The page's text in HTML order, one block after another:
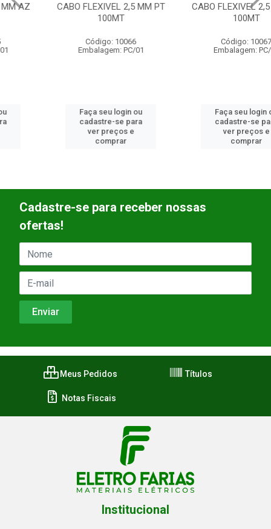
CABO FLEXIVEL 2,5 MM PT
Código: 10066
Embalagem: PC/01
Faça seu login ou
cadastre-se para
ver preços e
CABO FLEXIVEL 2,5 MM VD
Código: 10067
Embalagem: PC/01
Faça seu login ou
cadastre-se para
ver preços e
Cadastre-se para receber nossas
ofertas!
Meus Pedidos Títulos
Notas Fiscais
Institucional